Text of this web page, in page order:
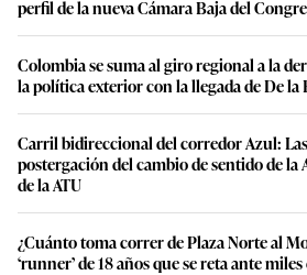
perfil de la nueva Cámara Baja del
Colombia se suma al giro regional a la
la política exterior con la llegada de De la
Carril bidireccional del corredor Azul:
postergación del cambio de sentido de la
de la ATU
¿Cuánto toma correr de Plaza Norte al
‘runner’ de 18 años que se reta ante